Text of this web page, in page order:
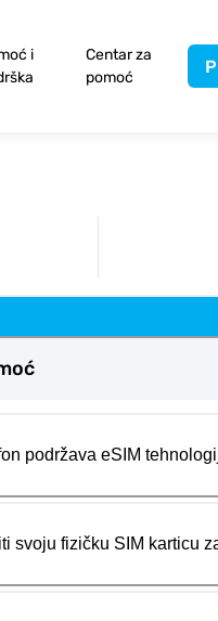
i
Centar za
pomoć
podržava eSIM
svoju fizičku SIM karticu